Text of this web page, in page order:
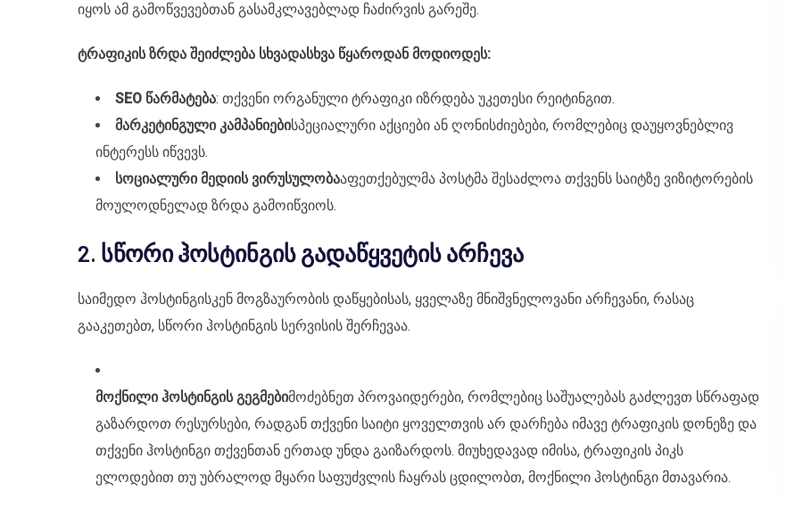
იყოს ამ გამოწვევებთან გასამკლავებლად ჩაძირვის გარეშე.
ტრაფიკის ზრდა შეიძლება სხვადასხვა წყაროდან მოდიოდეს:
SEO წარმატება: თქვენი ორგანული ტრაფიკი იზრდება უკეთესი რეიტინგით.
მარკეტინგული კამპანიებისპეციალური აქციები ან ღონისძიებები, რომლებიც დაუყოვნებლივ
ინტერესს იწვევს.
სოციალური მედიის ვირუსულობააფეთქებულმა პოსტმა შესაძლოა თქვენს საიტზე ვიზიტორების
მოულოდნელად ზრდა გამოიწვიოს.
2. სწორი ჰოსტინგის გადაწყვეტის არჩევა
საიმედო ჰოსტინგისკენ მოგზაურობის დაწყებისას, ყველაზე მნიშვნელოვანი არჩევანი, რასაც
გააკეთებთ, სწორი ჰოსტინგის სერვისის შერჩევაა.
მოქნილი ჰოსტინგის გეგმებიმოძებნეთ პროვაიდერები, რომლებიც საშუალებას გაძლევთ სწრაფად
გაზარდოთ რესურსები, რადგან თქვენი საიტი ყოველთვის არ დარჩება იმავე ტრაფიკის დონეზე და
თქვენი ჰოსტინგი თქვენთან ერთად უნდა გაიზარდოს. მიუხედავად იმისა, ტრაფიკის პიკს
ელოდებით თუ უბრალოდ მყარი საფუძვლის ჩაყრას ცდილობთ, მოქნილი ჰოსტინგი მთავარია.